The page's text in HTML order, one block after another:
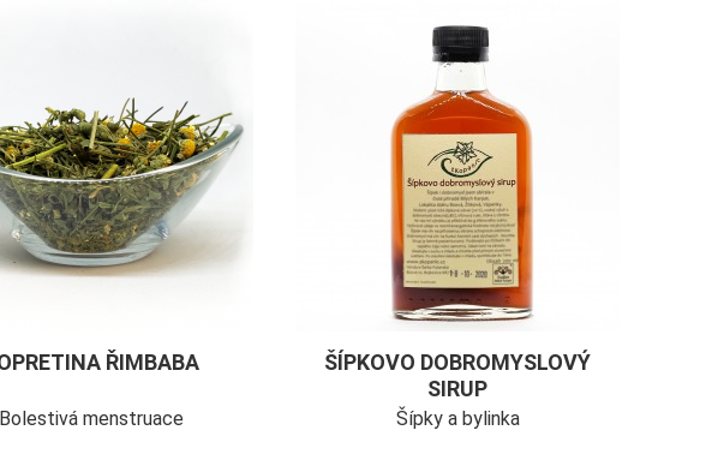
ŘIMBABA
Bolestivá menstruace
ŠÍPKOVO DOBROMYSLOVÝ
SIRUP
Šípky a bylinka